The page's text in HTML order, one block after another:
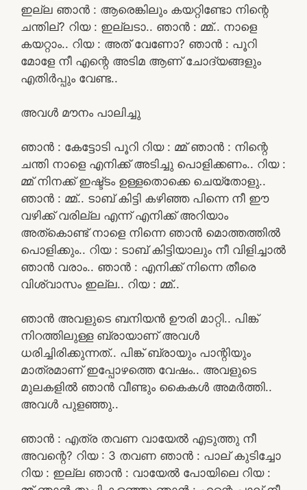
ഇല്ല ഞാൻ : ആരെങ്കിലും കയറ്റിണ്ടോ നിന്റെ
ചന്തില്? റിയ : ഇല്ലടാ.. ഞാൻ : മ്മ്.. നാളെ
കയറ്റാം.. റിയ : അത് വേണോ? ഞാൻ : പൂറി
മോളേ നീ എന്റെ അടിമ ആണ് ചോദ്യങ്ങളും
എതിർപ്പും വേണ്ട..
അവൾ മൗനം പാലിച്ചു
ഞാൻ : കേട്ടോടി പൂറി റിയ : മ്മ് ഞാൻ : നിന്റെ
ചന്തി നാളെ എനിക്ക് അടിച്ചു പൊളിക്കണം.. റിയ :
മ്മ് നിനക്ക് ഇഷ്ട്ടം ഉള്ളതൊക്കെ ചെയ്തോളു..
ഞാൻ : മ്മ്.. ടാബ് കിട്ടി കഴിഞ്ഞ പിന്നെ നീ ഈ
വഴിക്ക് വരില്ല എന്ന് എനിക്ക് അറിയാം
അത്കൊണ്ട് നാളെ നിന്നെ ഞാൻ മൊത്തത്തിൽ
പൊളിക്കും.. റിയ : ടാബ് കിട്ടിയാലും നീ വിളിച്ചാൽ
ഞാൻ വരാം.. ഞാൻ : എനിക്ക് നിന്നെ തീരെ
വിശ്വാസം ഇല്ല.. റിയ : മ്മ്..
ഞാൻ അവളുടെ ബനിയൻ ഊരി മാറ്റി.. പിങ്ക്
നിറത്തിലുള്ള ബ്രായാണ് അവൾ
ധരിച്ചിരിക്കുന്നത്.. പിങ്ക് ബ്രായും പാന്റിയും
മാത്രമാണ് ഇപ്പോഴത്തെ വേഷം.. അവളുടെ
മുലകളിൽ ഞാൻ വീണ്ടും കൈകൾ അമർത്തി..
അവൾ പുളഞ്ഞു..
ഞാൻ : എത്ര തവണ വായേൽ എടുത്തു നീ
അവന്റെ? റിയ : 3 തവണ ഞാൻ : പാല് കുടിച്ചോ
റിയ : ഇല്ല ഞാൻ : വായേൽ പോയിലെ റിയ :